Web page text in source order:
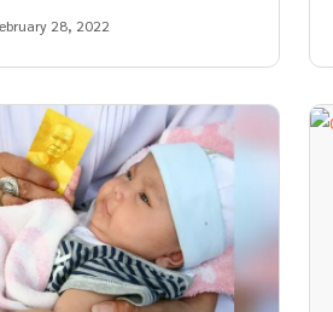
28, 2022